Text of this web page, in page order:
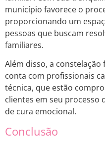
município favorece o
proporcionando um
pessoas que buscam
familiares.
Além disso, a
conta com profissionais
técnica, que estão
clientes em seu processo
de cura emocional.
Conclusão